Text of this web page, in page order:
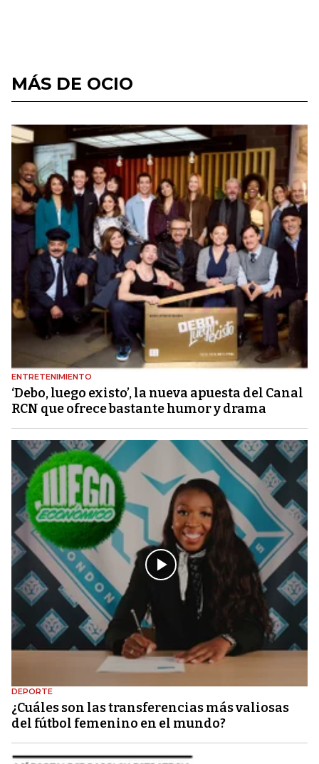
MÁS DE OCIO
ENTRETENIMIENTO
‘Debo, luego existo’, la nueva apuesta del Canal
RCN que ofrece bastante humor y drama
DEPORTE
¿Cuáles son las transferencias más valiosas
del fútbol femenino en el mundo?